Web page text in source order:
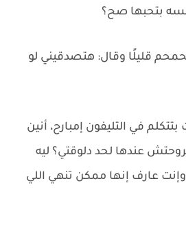
بتحبها صح؟
قليلًا وقال: هتصدقيني لو
في التليفون إمبارح، أنين
عندها لحد دلوقتي؟ ليه
عارف إنها ممكن تنهي اللي